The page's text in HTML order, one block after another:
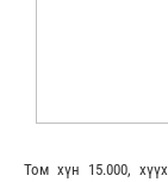
Том хүн 15.000,